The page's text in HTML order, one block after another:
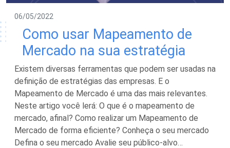
06/05/2022
Como usar Mapeamento de
Mercado na sua estratégia
Existem diversas ferramentas que podem ser usadas na
definição de estratégias das empresas. E o
Mapeamento de Mercado é uma das mais relevantes.
Neste artigo você lerá: O que é o mapeamento de
mercado, afinal? Como realizar um Mapeamento de
Mercado de forma eficiente? Conheça o seu mercado
Defina o seu mercado Avalie seu público-alvo…